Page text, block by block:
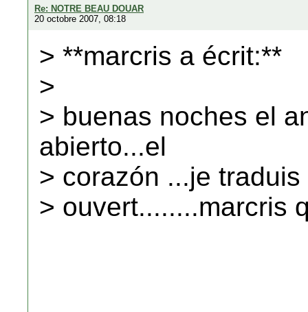
Re: NOTRE BEAU DOUAR
20 octobre 2007, 08:18
> **marcris a écrit:**
>
> buenas noches el
abierto...el
> corazón ...je
> ouvert........marcris